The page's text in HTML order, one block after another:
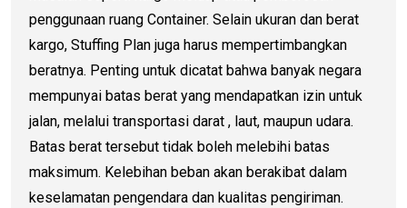
penggunaan ruang Container. Selain ukuran dan berat
kargo, Stuffing Plan juga harus mempertimbangkan
beratnya. Penting untuk dicatat bahwa banyak negara
mempunyai batas berat yang mendapatkan izin untuk
jalan, melalui transportasi darat , laut, maupun udara.
Batas berat tersebut tidak boleh melebihi batas
maksimum. Kelebihan beban akan berakibat dalam
keselamatan pengendara dan kualitas pengiriman.